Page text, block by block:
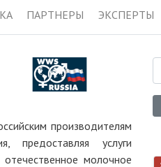
ПАРТНЕРЫ ЭКСПЕРТЫ
производителям
предоставляя услуги
молочное